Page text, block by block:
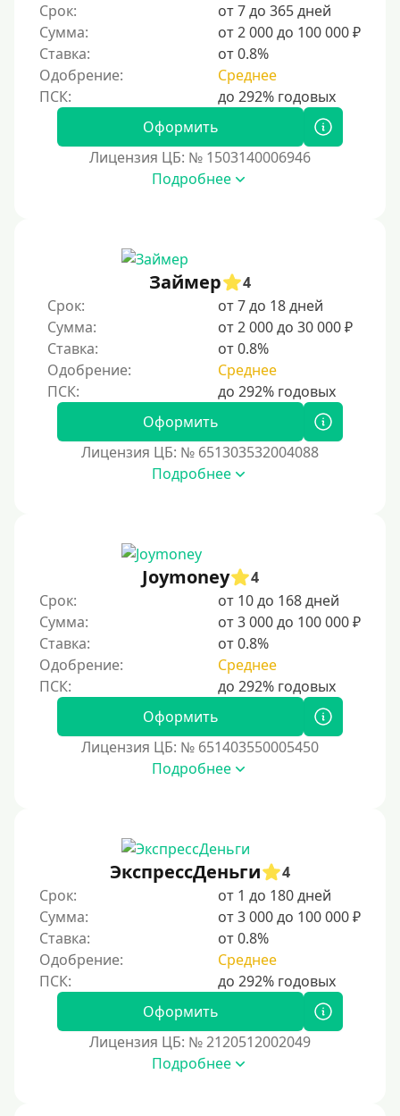
Для ИП
Для бизнеса
Документы
По водительскому удостоверению
Без СНИЛСа
По паспорту
Без паспорта
По фото
Без подтверждения дохода
Без справок и поручителей
Под 1 %
С пролонгацией (продлением)
Под высокий процент
Без комиссии
В рассрочку
С ежемесячным платежом
Первый кредит без переплат
Без процентов на 30 дней
Под 0 %
Условия
С опцией досрочного погашения долга
Без страховок и комиссий
Со страховкой
Срок:
от 7 до 365 дней
Сумма:
от 2 000 до 100 000 ₽
Ставка:
от 0.8%
Одобрение:
Среднее
Оформить
Лицензия ЦБ: № 1503140006946
Подробнее
Займер
4
Срок:
от 7 до 18 дней
Сумма:
от 2 000 до 30 000 ₽
Ставка:
от 0.8%
Одобрение:
Среднее
Оформить
Лицензия ЦБ: № 651303532004088
Подробнее
Joymoney
4
Срок:
от 10 до 168 дней
Сумма:
от 3 000 до 100 000 ₽
Ставка:
от 0.8%
Одобрение:
Среднее
Оформить
Лицензия ЦБ: № 651403550005450
Подробнее
ЭкспрессДеньги
4
Срок:
от 1 до 180 дней
Сумма:
от 3 000 до 100 000 ₽
Ставка:
от 0.8%
Одобрение:
Среднее
Оформить
Лицензия ЦБ: № 2120512002049
Подробнее